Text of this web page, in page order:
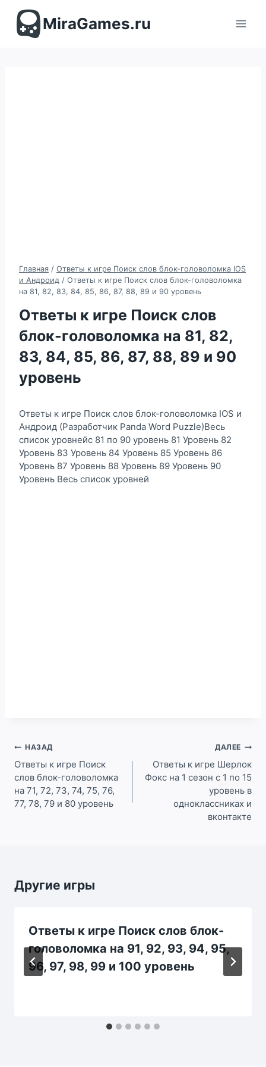
содержимомуMiraGames.ru
Главная / Ответы к игре Поиск слов блок-головоломка IOS
и Андроид / Ответы к игре Поиск слов блок-головоломка
на 81, 82, 83, 84, 85, 86, 87, 88, 89 и 90 уровень
Ответы к игре Поиск слов
блок-головоломка на 81, 82,
83, 84, 85, 86, 87, 88, 89 и 90
уровень
Ответы к игре Поиск слов блок-головоломка IOS и
Андроид (Разработчик Panda Word Puzzle)Весь
список уровнейс 81 по 90 уровень 81 Уровень 82
Уровень 83 Уровень 84 Уровень 85 Уровень 86
Уровень 87 Уровень 88 Уровень 89 Уровень 90
Уровень Весь список уровней
Навигация
по
записям
НАЗАД
Ответы к игре Поиск
слов блок-головоломка
на 71, 72, 73, 74, 75, 76,
77, 78, 79 и 80 уровень
ДАЛЕЕ
Ответы к игре Шерлок
Фокс на 1 сезон с 1 по 15
уровень в
одноклассниках и
вконтакте
Другие игры
Ответы к игре Поиск слов блок-
головоломка на 91, 92, 93, 94, 95,
96, 97, 98, 99 и 100 уровень